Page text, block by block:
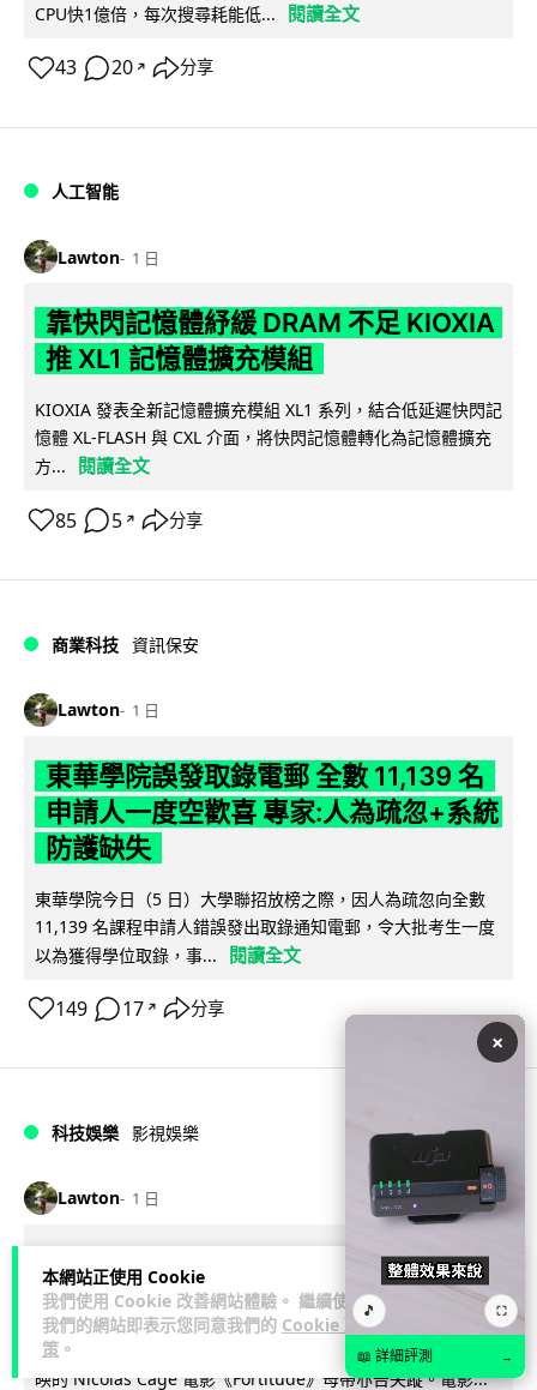
本網站正使用 Cookie
我們使用 Cookie 改善網站體驗。 繼續使用
我們的網站即表示您同意我們的 Cookie 政
策 。
CPU快1億倍，每次搜尋耗能低...
閱讀全文
43 20 ↗ 分享
人工智能
Lawton 1 日
靠快閃記憶體紓緩 DRAM 不足 KIOXIA
推 XL1 記憶體擴充模組
KIOXIA 發表全新記憶體擴充模組 XL1 系列，結合低延遲快閃記
憶體 XL-FLASH 與 CXL 介面，將快閃記憶體轉化為記憶體擴充
方...
閱讀全文
85 5 ↗ 分享
商業科技 資訊保安
Lawton 1 日
東華學院誤發取錄電郵 全數 11,139 名
申請人一度空歡喜 專家:人為疏忽+系統
防護缺失
東華學院今日（5 日）大學聯招放榜之際，因人為疏忽向全數
11,139 名課程申請人錯誤發出取錄通知電郵，令大批考生一度
以為獲得學位取錄，事...
閱讀全文
149 17 ↗ 分享
科技娛樂 影視娛樂
Lawton 1 日
Nicolas Cage 主演未上映電影 Netflix
遺失未加密母帶 被索償 8.19 億港元
【唔見未加密母帶咁大件事】Netflix 洛杉磯辦公室被竊，未上
映的 Nicolas Cage 電影《Fortitude》母帶亦告失蹤。電影...
×
🎵 ⛶
📖 詳細評測 →